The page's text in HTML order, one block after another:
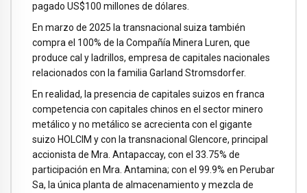
pagado US$100 millones de dólares.
En marzo de 2025 la transnacional suiza también
compra el 100% de la Compañía Minera Luren, que
produce cal y ladrillos, empresa de capitales nacionales
relacionados con la familia Garland Stromsdorfer.
En realidad, la presencia de capitales suizos en franca
competencia con capitales chinos en el sector minero
metálico y no metálico se acrecienta con el gigante
suizo HOLCIM y con la transnacional Glencore, principal
accionista de Mra. Antapaccay, con el 33.75% de
participación en Mra. Antamina; con el 99.9% en Perubar
Sa, la única planta de almacenamiento y mezcla de